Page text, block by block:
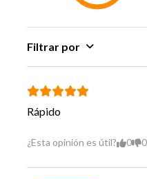
Filtrar por
Rápido
¿Esta opinión es útil? 0 0